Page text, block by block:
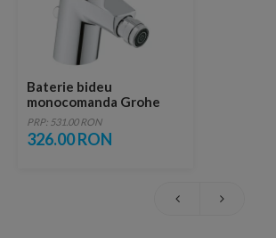
Baterie bideu
monocomanda Grohe
Eurosmart New
PRP: 531.00 RON
326.00 RON